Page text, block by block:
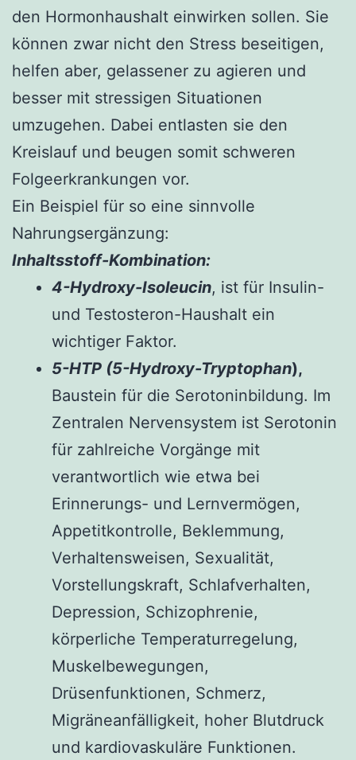
den Hormonhaushalt einwirken sollen. Sie
können zwar nicht den Stress beseitigen,
helfen aber, gelassener zu agieren und
besser mit stressigen Situationen
umzugehen. Dabei entlasten sie den
Kreislauf und beugen somit schweren
Folgeerkrankungen vor.
Ein Beispiel für so eine sinnvolle
Nahrungsergänzung:
Inhaltsstoff-Kombination:
4-Hydroxy-Isoleucin, ist für Insulin-
und Testosteron-Haushalt ein
wichtiger Faktor.
5-HTP (5-Hydroxy-Tryptophan),
Baustein für die Serotoninbildung. Im
Zentralen Nervensystem ist Serotonin
für zahlreiche Vorgänge mit
verantwortlich wie etwa bei
Erinnerungs- und Lernvermögen,
Appetitkontrolle, Beklemmung,
Verhaltensweisen, Sexualität,
Vorstellungskraft, Schlafverhalten,
Depression, Schizophrenie,
körperliche Temperaturregelung,
Muskelbewegungen,
Drüsenfunktionen, Schmerz,
Migräneanfälligkeit, hoher Blutdruck
und kardiovaskuläre Funktionen.